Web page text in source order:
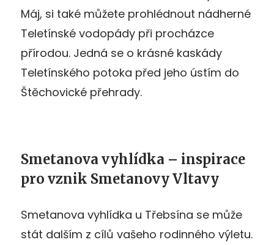
Máj, si také můžete prohlédnout nádherné
Teletínské vodopády při procházce
přírodou. Jedná se o krásné kaskády
Teletínského potoka před jeho ústím do
Štěchovické přehrady.
Smetanova vyhlídka – inspirace
pro vznik Smetanovy Vltavy
Smetanova vyhlídka u Třebsína se může
stát dalším z cílů vašeho rodinného výletu.